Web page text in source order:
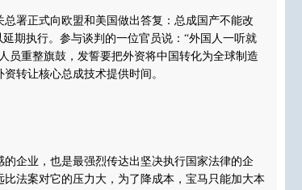
署正式向欧盟和美国做出答复：总成国产不能改
期执行。参与谈判的一位官员说：“外国人一听就
员重整旗鼓，发誓要把外资将中国转化为全球制造
转让核心总成技术提供时间。
企业，也是最强烈传达出坚决执行国家法律的企
法案对它的压力大，为了降成本，宝马只能加大本